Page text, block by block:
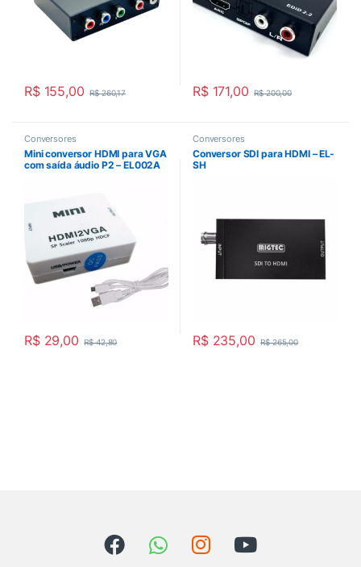
R$155,00 R$260,17 R$171,00 R$200,00
Conversores
Mini conversor HDMI para VGA
com saída áudio P2 – EL002A
R$29,00 R$42,80
Conversores
Conversor SDI para HDMI – EL-
SH
R$235,00 R$265,00